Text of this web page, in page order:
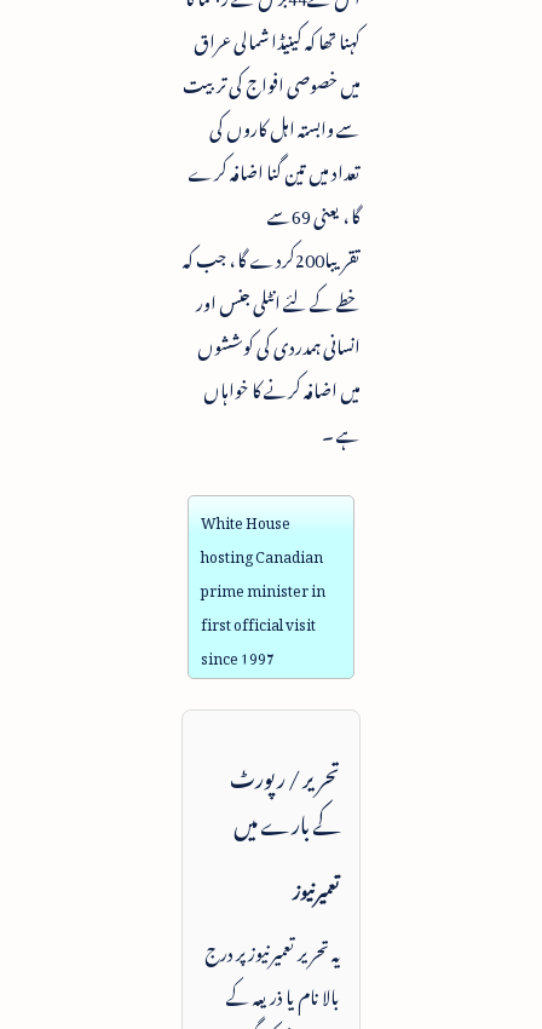
کہنا تھا کہ کینیڈا شمالی عراق
میں خصوصی افواج کی تربیت
سے وابستہ اہل کاروں کی
تعداد میں تین گنا اضافہ کرے
گا ، یعنی 69سے
تقریبا200کردے گا ، جب کہ
خطے کے لئے انٹلی جنس اور
انسانی ہمدردی کی کوششوں
میں اضافہ کرنے کا خواہاں
ہے ۔
White House
hosting Canadian
prime minister in
first official visit
since 1997
تحریر / رپورٹ
کے بارے میں
تعمیرنیوز
یہ تحریر تعمیرنیوز پر درج
بالا نام یا ذریعہ کے